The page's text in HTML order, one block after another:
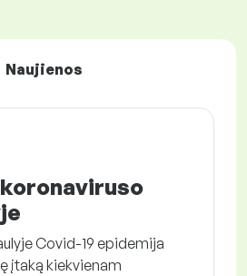
Naujienos
Covid-19 epidemija
įtaką kiekvienam